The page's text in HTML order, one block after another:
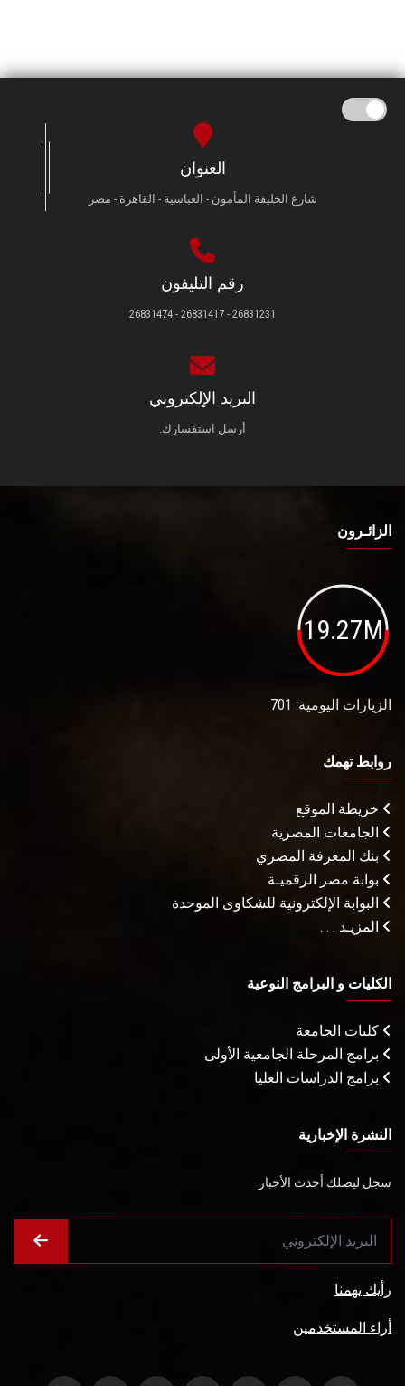
العنوان
شارع الخليفة المأمون - العباسية - القاهرة - مصر
رقم التليفون
26831231 - 26831417 - 26831474
البريد الإلكتروني
أرسل استفسارك.
الزائـرون
19.27M
الزيارات اليومية: 701
روابط تهمك
خريطة الموقع
الجامعات المصرية
بنك المعرفة المصري
بوابة مصر الرقميـة
البوابة الإلكترونية للشكاوى الموحدة
المزيـد . . .
الكليات و البرامج النوعية
كليات الجامعة
برامج المرحلة الجامعية الأولى
برامج الدراسات العليا
النشرة الإخبارية
سجل ليصلك أحدث الأخبار
رأيك يهمنا
أراء المستخدمين